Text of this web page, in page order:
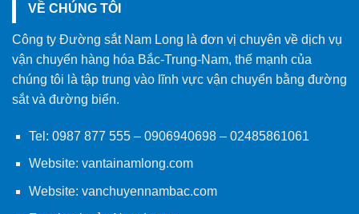
VỀ CHÚNG TÔI
Công ty Đường sắt Nam Long là đơn vị chuyên về dịch vụ
vận chuyển hàng hóa Bắc-Trung-Nam, thế mạnh của
chúng tôi là tập trung vào lĩnh vực vận chuyển bằng đường
sắt và đường biển.
Tel: 0987 877 555– 0906940698– 02485861061
Website: vantainamlong.com
Website: vanchuyennambac.com